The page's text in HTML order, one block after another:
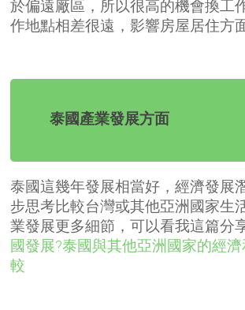
於偏遠廠區，所以很高的機會換工
作地點相差很遠，影響房屋居住方
泰國產業發展方面
泰國這幾年發展相當好，經濟發展
步思考比較台灣或其他亞洲國家生
業發展更多細節，可以看我這篇分
國發展?泰國與其他亞洲國家的經
較